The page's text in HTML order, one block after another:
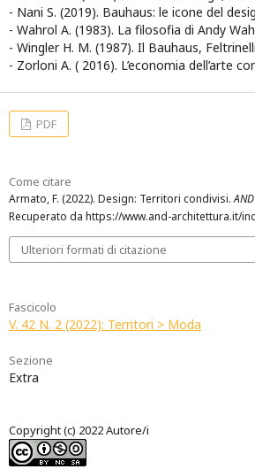
- Nani S. (2019). Bauhaus: le icone del
- Wahrol A. (1983). La filosofia di Andy
- Wingler H. M. (1987). Il Bauhaus,
- Zorloni A. ( 2016). L’economia dell’arte
PDF
Come citare
Armato, F. (2022). Design: Territori condivisi.
Recuperato da https://www.and-architettura.it/
Ulteriori formati di citazione
Fascicolo
V. 42 N. 2 (2022): Territori > Moda
Sezione
Extra
Copyright (c) 2022 Autore/i